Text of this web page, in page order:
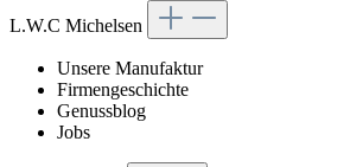
L.W.C Michelsen
Unsere Manufaktur
Firmengeschichte
Genussblog
Jobs